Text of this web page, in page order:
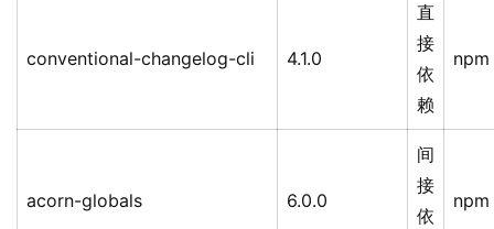
conventional-changelog-cli 4.1.0
直
接
依
赖
npm
acorn-globals 6.0.0
间
接
依
npm